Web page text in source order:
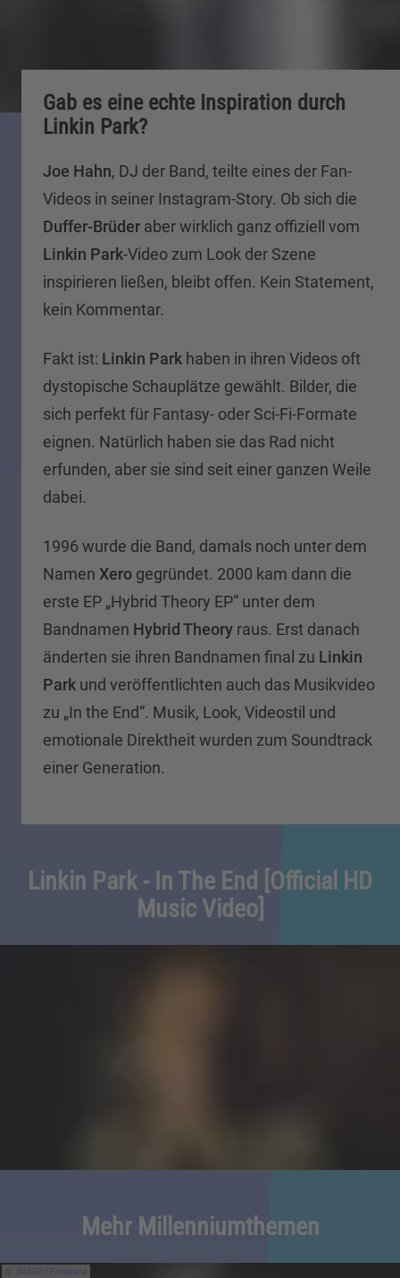
Gab es eine echte Inspiration durch
Linkin Park?
Joe Hahn, DJ der Band, teilte eines der Fan-
Videos in seiner Instagram-Story. Ob sich die
Duffer-Brüder aber wirklich ganz offiziell vom
Linkin Park-Video zum Look der Szene
inspirieren ließen, bleibt offen. Kein Statement,
kein Kommentar.
Fakt ist: Linkin Park haben in ihren Videos oft
dystopische Schauplätze gewählt. Bilder, die
sich perfekt für Fantasy- oder Sci-Fi-Formate
eignen. Natürlich haben sie das Rad nicht
erfunden, aber sie sind seit einer ganzen Weile
dabei.
1996 wurde die Band, damals noch unter dem
Namen Xero gegründet. 2000 kam dann die
erste EP „Hybrid Theory EP“ unter dem
Bandnamen Hybrid Theory raus. Erst danach
änderten sie ihren Bandnamen final zu Linkin
Park und veröffentlichten auch das Musikvideo
zu „In the End“. Musik, Look, Videostil und
emotionale Direktheit wurden zum Soundtrack
einer Generation.
Linkin Park - In The End [Official HD
Music Video]
Mehr Millenniumthemen
IMAGO / Fotoarena